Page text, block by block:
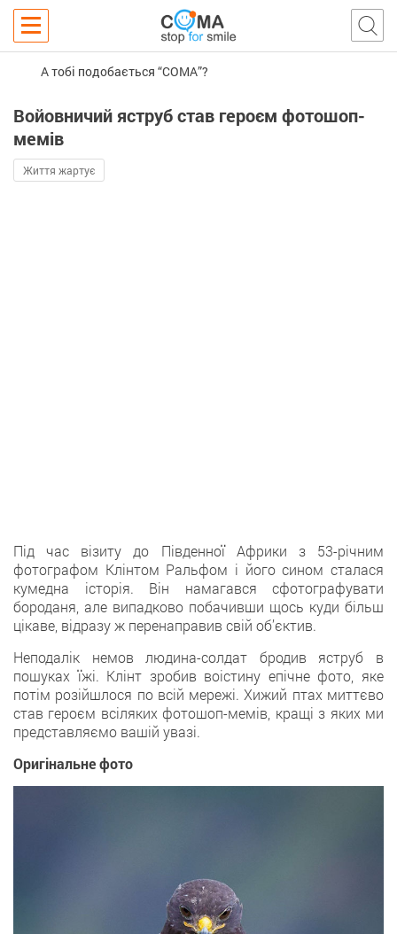
А тобі подобається “COMA”?
Войовничий яструб став героєм фотошоп-
мемів
Життя жартує
Під час візиту до Південної Африки з 53-річним
фотографом Клінтом Ральфом і його сином сталася
кумедна історія. Він намагався сфотографувати
бороданя, але випадково побачивши щось куди більш
цікаве, відразу ж перенаправив свій об’єктив.
Неподалік немов людина-солдат бродив яструб в
пошуках їжі. Клінт зробив воістину епічне фото, яке
потім розійшлося по всій мережі. Хижий птах миттєво
став героєм всіляких фотошоп-мемів, кращі з яких ми
представляємо вашій увазі.
Оригінальне фото